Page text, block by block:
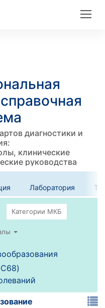
диагностики и
клинические
руководства
Лаборатория